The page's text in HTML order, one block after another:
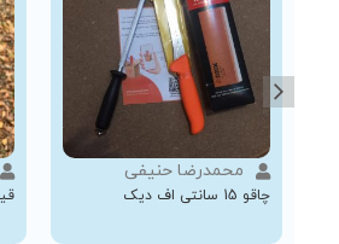
محمدرضا حنیفی
چاقو 15 سانتی اف دیک